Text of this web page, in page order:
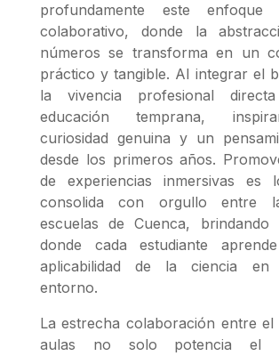
profundamente este enfoque
colaborativo, donde la
números se transforma en un
práctico y tangible. Al integrar el
la vivencia profesional
educación temprana,
curiosidad genuina y un
desde los primeros años.
de experiencias inmersivas es
consolida con orgullo entre
escuelas de Cuenca, brindando
donde cada estudiante
aplicabilidad de la ciencia
entorno.
La estrecha colaboración entre
aulas no solo potencia el